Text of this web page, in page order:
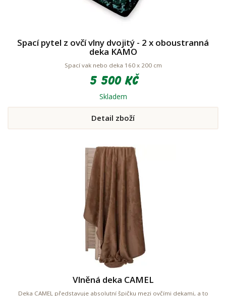
Spací pytel z ovčí vlny dvojitý - 2 x oboustranná
deka KAMO
Spací vak nebo deka 160 x 200 cm
5 500 Kč
Skladem
Detail zboží
Vlněná deka CAMEL
Deka CAMEL představuje absolutní špičku mezi ovčími dekami, a to